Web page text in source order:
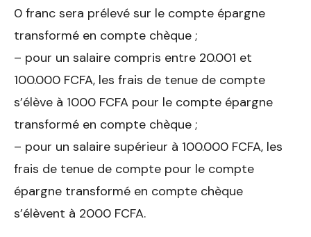
0 franc sera prélevé sur le compte épargne
transformé en compte chèque ;
– pour un salaire compris entre 20.001 et
100.000 FCFA, les frais de tenue de compte
s’élève à 1000 FCFA pour le compte épargne
transformé en compte chèque ;
– pour un salaire supérieur à 100.000 FCFA, les
frais de tenue de compte pour le compte
épargne transformé en compte chèque
s’élèvent à 2000 FCFA.